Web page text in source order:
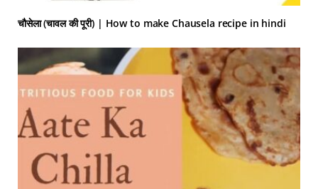
चौसेला (चावल की पूरी) | How to make Chausela recipe in hindi